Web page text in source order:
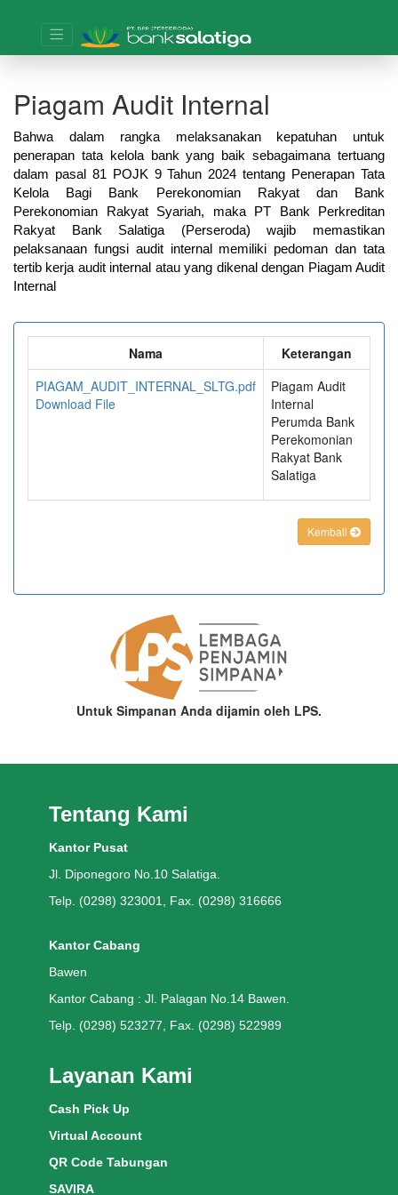
Piagam Audit Internal
Bahwa dalam rangka melaksanakan kepatuhan untuk
penerapan tata kelola bank yang baik sebagaimana tertuang
dalam pasal 81 POJK 9 Tahun 2024 tentang Penerapan Tata
Kelola Bagi Bank Perekonomian Rakyat dan Bank
Perekonomian Rakyat Syariah, maka PT Bank Perkreditan
Rakyat Bank Salatiga (Perseroda) wajib memastikan
pelaksanaan fungsi audit internal memiliki pedoman dan tata
tertib kerja audit internal atau yang dikenal dengan Piagam Audit
Internal
Nama
Keterangan
PIAGAM_AUDIT_INTERNAL_SLTG.pdf
Download File
Piagam Audit
Internal
Perumda Bank
Perekomonian
Rakyat Bank
Salatiga
Kembali
Untuk Simpanan Anda dijamin oleh LPS.
Tentang Kami
Kantor Pusat
Jl. Diponegoro No.10 Salatiga.
Telp. (0298) 323001, Fax. (0298) 316666
Kantor Cabang
Bawen
Kantor Cabang : Jl. Palagan No.14 Bawen.
Telp. (0298) 523277, Fax. (0298) 522989
Layanan Kami
Cash Pick Up
Virtual Account
QR Code Tabungan
SAVIRA